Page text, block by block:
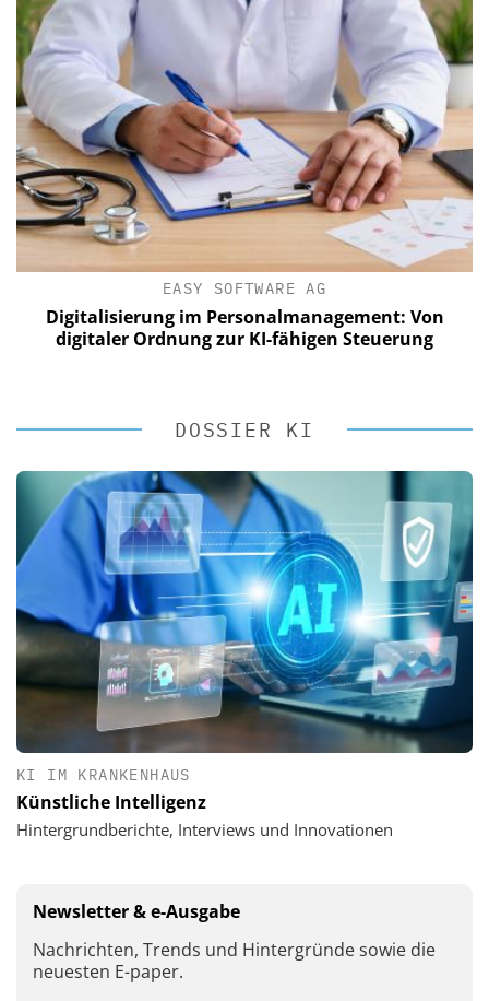
EASY SOFTWARE AG
Digitalisierung im Personalmanagement: Von
digitaler Ordnung zur KI-fähigen Steuerung
DOSSIER KI
KI IM KRANKENHAUS
Künstliche Intelligenz
Hintergrundberichte, Interviews und Innovationen
Newsletter & e-Ausgabe
Nachrichten, Trends und Hintergründe sowie die
neuesten E-paper.